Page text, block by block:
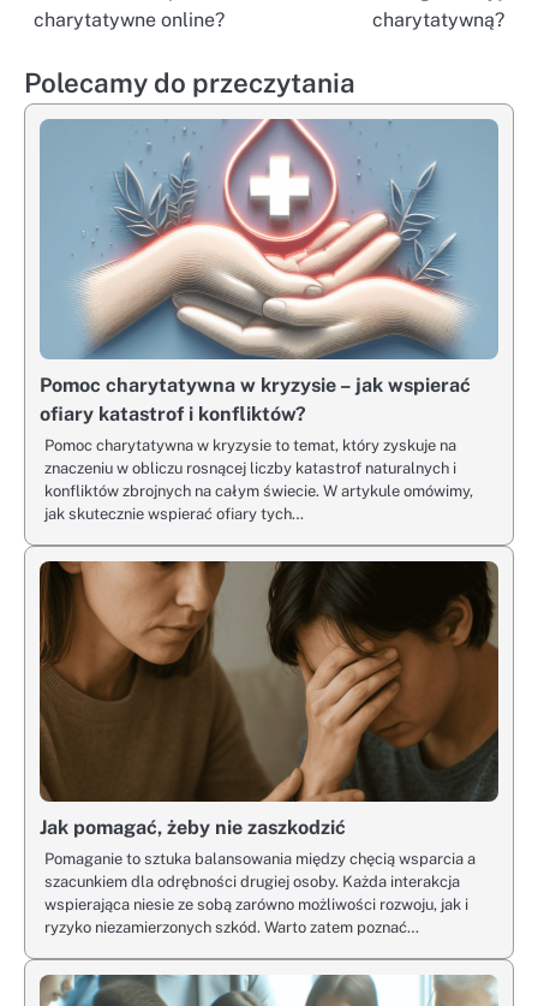
wpisu
charytatywne online?
charytatywną?
Polecamy do przeczytania
Pomoc charytatywna w kryzysie – jak wspierać
ofiary katastrof i konfliktów?
Pomoc charytatywna w kryzysie to temat, który zyskuje na
znaczeniu w obliczu rosnącej liczby katastrof naturalnych i
konfliktów zbrojnych na całym świecie. W artykule omówimy,
jak skutecznie wspierać ofiary tych…
Jak pomagać, żeby nie zaszkodzić
Pomaganie to sztuka balansowania między chęcią wsparcia a
szacunkiem dla odrębności drugiej osoby. Każda interakcja
wspierająca niesie ze sobą zarówno możliwości rozwoju, jak i
ryzyko niezamierzonych szkód. Warto zatem poznać…